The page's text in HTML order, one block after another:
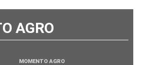
AGRO
MOMENTO AGRO